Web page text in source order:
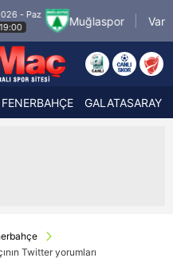
9.8.2026 - Paz
21:30
FENERBAHÇE GALATASARAY
Twitter yorumları